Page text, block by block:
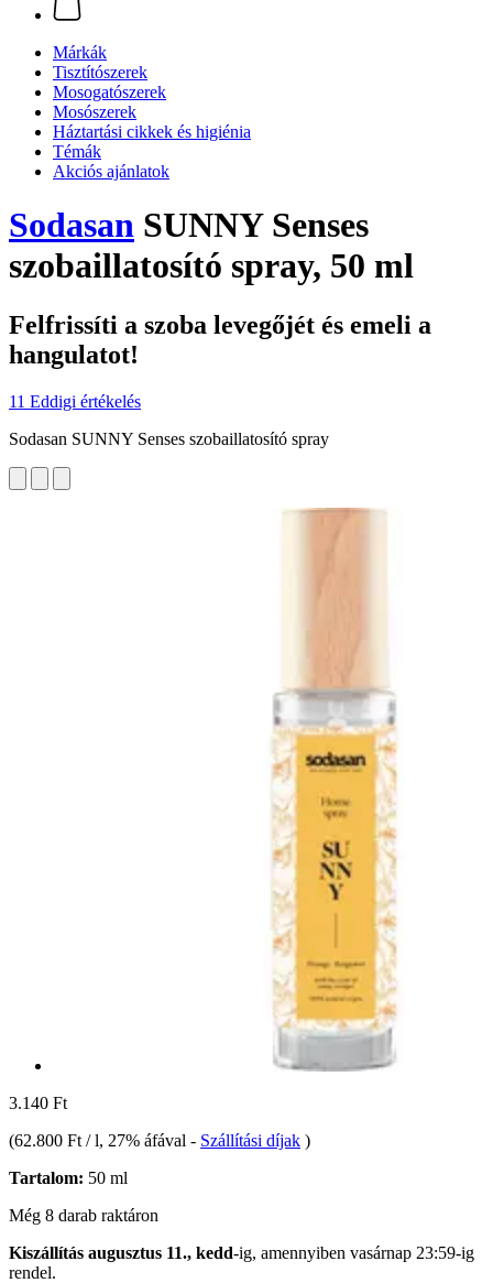
Márkák
Tisztítószerek
Mosogatószerek
Mosószerek
Háztartási cikkek és higiénia
Témák
Akciós ajánlatok
Sodasan SUNNY Senses
szobaillatosító spray, 50 ml
Felfrissíti a szoba levegőjét és emeli a
hangulatot!
11 Eddigi értékelés
Sodasan SUNNY Senses szobaillatosító spray
3.140 Ft
(62.800 Ft / l, 27% áfával - Szállítási díjak )
Tartalom: 50 ml
Még 8 darab raktáron
Kiszállítás augusztus 11., kedd-ig, amennyiben vasárnap 23:59-ig
rendel.